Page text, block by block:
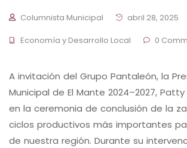
Columnista Municipal
abril 28, 2025
Economía y Desarrollo Local
0
A invitación del Grupo Pantaleón, la
Municipal de El Mante 2024–2027,
en la ceremonia de conclusión de la
ciclos productivos más importantes
de nuestra región. Durante su